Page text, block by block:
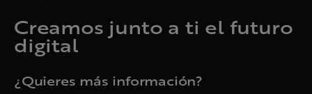
Creamos junto a ti el futuro
digital
¿Quieres más información?